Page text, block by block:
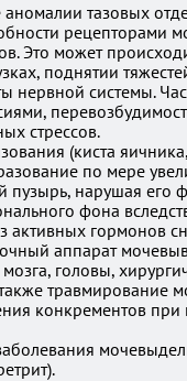
тазовых
рецепторами
Это может
поднятии
нервной системы.
стрессов.
(киста
по мере
пузырь, нарушая его
фона
активных гормонов
аппарат
головы,
травмирование
конкрементов